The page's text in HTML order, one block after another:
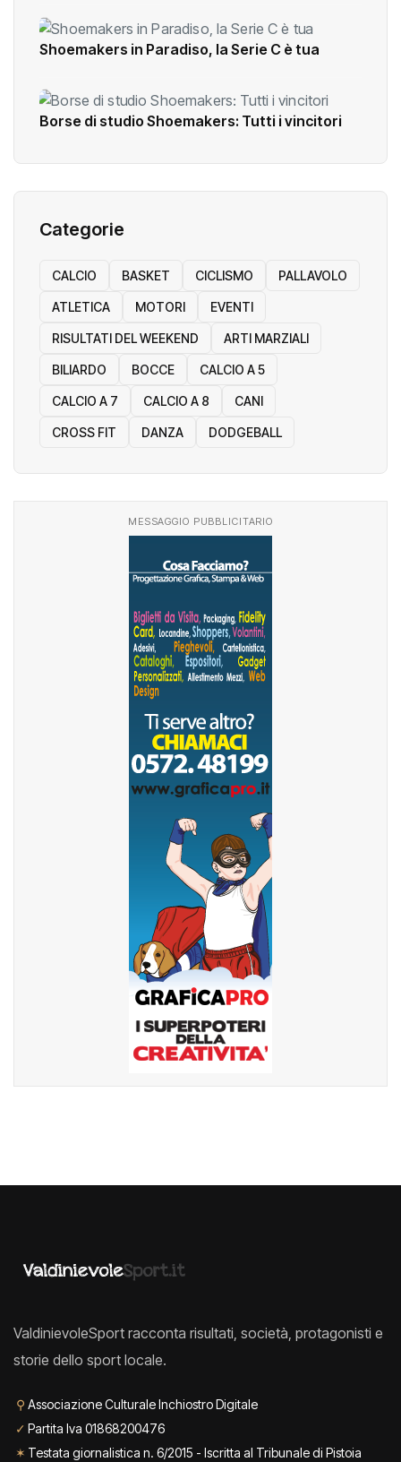
Shoemakers in Paradiso, la Serie C è tua
Borse di studio Shoemakers: Tutti i vincitori
Categorie
CALCIO BASKET CICLISMO PALLAVOLO
ATLETICA MOTORI EVENTI
RISULTATI DEL WEEKEND ARTI MARZIALI
BILIARDO BOCCE CALCIO A 5
CALCIO A 7 CALCIO A 8 CANI
CROSS FIT DANZA DODGEBALL
MESSAGGIO PUBBLICITARIO
ValdinievoleSport racconta risultati, società, protagonisti e
storie dello sport locale.
⚲ Associazione Culturale Inchiostro Digitale
✓ Partita Iva 01868200476
✶ Testata giornalistica n. 6/2015 - Iscritta al Tribunale di Pistoia